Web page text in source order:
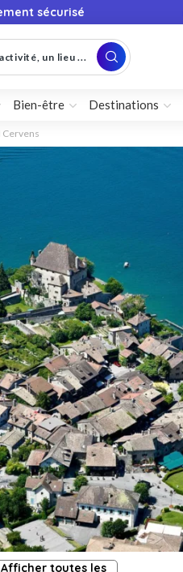
sécurisé
un lieu ...
Bien-être Destinations
Cervens
Afficher toutes les